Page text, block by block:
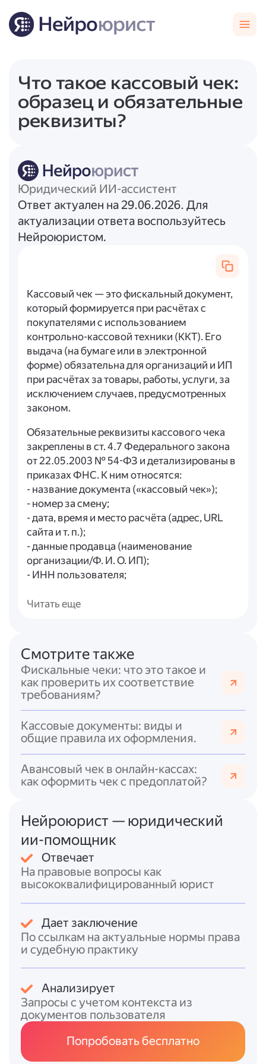
Что такое кассовый чек:
образец и обязательные
реквизиты?
Юридический ИИ-ассистент
Ответ актуален на 29.06.2026. Для
актуализации ответа воспользуйтесь
Нейроюристом.
Кассовый чек — это фискальный документ,
который формируется при расчётах с
покупателями с использованием
контрольно-кассовой техники (ККТ). Его
выдача (на бумаге или в электронной
форме) обязательна для организаций и ИП
при расчётах за товары, работы, услуги, за
исключением случаев, предусмотренных
законом.
Обязательные реквизиты кассового чека
закреплены в ст. 4.7 Федерального закона
от 22.05.2003 № 54-ФЗ и детализированы в
приказах ФНС. К ним относятся:
- название документа («кассовый чек»);
- номер за смену;
- дата, время и место расчёта (адрес, URL
сайта и т. п.);
- данные продавца (наименование
организации/Ф. И. О. ИП);
- ИНН пользователя;
- признак расчёта (приход, расход, возврат);
стоимость с учётом скидок, наценок и НДС);
- сумма расчёта с НДС (с отдельным
указанием ставок и сумм налога);
- форма и сумма оплаты (наличные,
безналичные, предоплата и т. п.);
указываются при онлайн-оплате);
- регистрационный номер ККТ;
накопителя;
- фискальный признак документа;
документа;
- номер смены;
- фискальный признак сообщения;
- QR-код (шифрует дату/время платежа,
номер чека, фискальный признак, номер
накопителя, признак и сумму расчёта).
печати: высота букв — не менее 2 мм,
межстрочный интервал — не менее 0,5 мм,
контрастность — не менее 40 %.
реквизита может привести к признанию
чека недействительным и штрафу по ст. 14.5
КоАП РФ.
Итоговый ответ
Читать еще
Смотрите также
Фискальные чеки: что это такое и
как проверить их соответствие
требованиям?
Кассовые документы: виды и
общие правила их оформления.
Авансовый чек в онлайн-кассах:
как оформить чек с предоплатой?
Нейроюрист — юридический
ии-помощник
Отвечает
На правовые вопросы как
высококвалифицированный юрист
Дает заключение
По ссылкам на актуальные нормы права
и судебную практику
Анализирует
Запросы с учетом контекста из
документов пользователя
Попробовать бесплатно